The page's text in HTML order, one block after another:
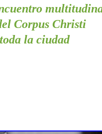
Corpus Christi
la ciudad